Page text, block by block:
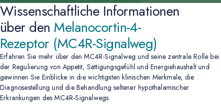
Wissenschaftliche Informationen
überden Melanocortin-4-
Rezeptor (MC4R-Signalweg)
Erfahren Sie mehr über den MC4R-Signalweg und seine zentrale Rolle bei
der Regulierung von Appetit, Sättigungsgefühl und Energiehaushalt und
gewinnen Sie Einblicke in die wichtigsten klinischen Merkmale, die
Diagnosestellung und die Behandlung seltener hypothalamischer
Erkrankungen des MC4R-Signalwegs.